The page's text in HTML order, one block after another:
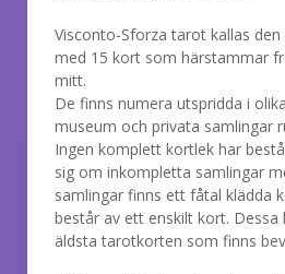
Visconto-Sforza tarot kallas
med 15 kort som härstammar
mitt.
De finns numera utspridda i
museum och privata samlingar
Ingen komplett kortlek har
sig om inkompletta samlingar
samlingar finns ett fåtal klädda
består av ett enskilt kort. Dessa
äldsta tarotkorten som finns